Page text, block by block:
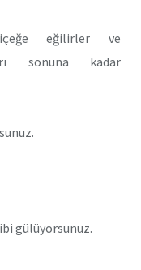
eğilirler ve
sonuna kadar
gülüyorsunuz.